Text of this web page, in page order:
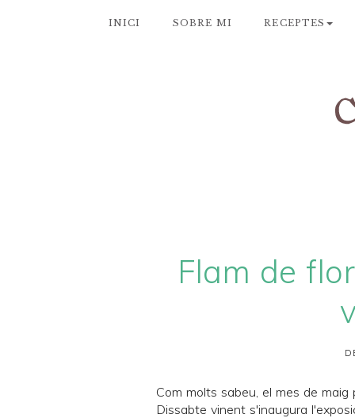
INICI SOBRE MI RECEPTES
Flam de
Com molts sabeu, el mes de maig
Dissabte vinent s'inaugura